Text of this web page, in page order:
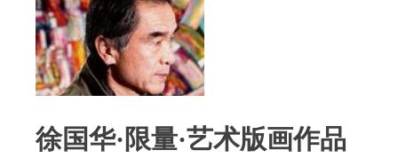
徐国华·限量·艺术版画作品